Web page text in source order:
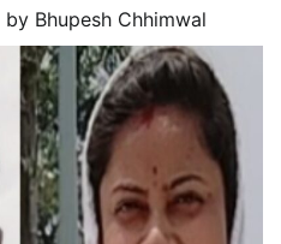
by Bhupesh Chhimwal